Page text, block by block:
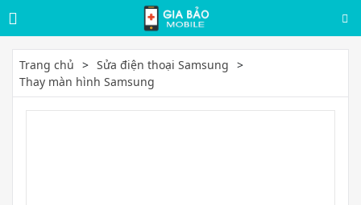
Trang chủ
Sửa điện thoại Samsung
Thay màn hình Samsung